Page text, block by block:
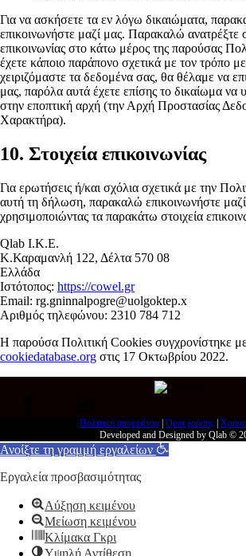
Για να ασκήσετε τα εν λόγω δικαιώματα,
επικοινωνήστε μαζί μας. Παρακαλώ ανατρέξτε
επικοινωνίας στο κάτω μέρος της παρούσας
έχετε κάποιο παράπονο σχετικά με τον τρόπο
χειριζόμαστε τα δεδομένα σας, θα θέλαμε να
μας, παρόλα αυτά έχετε επίσης το δικαίωμα να
στην εποπτική αρχή (την Αρχή Προστασίας
Χαρακτήρα).
10. Στοιχεία επικοινωνίας
Για ερωτήσεις ή/και σχόλια σχετικά με την
αυτή τη δήλωση, παρακαλώ επικοινωνήστε
χρησιμοποιώντας τα παρακάτω στοιχεία
Qlab I.K.E.
Κ.Καραμανλή 122, Δέλτα 570 08
Ελλάδα
Ιστότοπος: https://cowel.gr
Email: rg.gninnalpogre@uolgoktep.x
Αριθμός τηλεφώνου: 2310 784 712
Η παρούσα Πολιτική Cookies συγχρονίστηκε
cookiedatabase.org στις 17 Οκτωβρίου 2022.
Πολιτική απορρήτου|Όροι χρήσης|
Developed and Designed by Qlab ©
Ανοίξτε τη γραμμή εργαλείων
Εργαλεία προσβασιμότητας
Αύξηση κειμένου
Μείωση κειμένου
Κλίμακα Γκρι
Υψηλή Αντίθεση